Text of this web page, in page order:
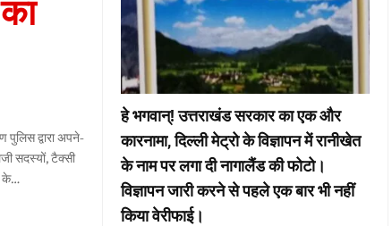
के…
हे भगवान्! उत्तराखंड सरकार का एक और
कारनामा, दिल्ली मेट्रो के विज्ञापन में रानीखेत
के नाम पर लगा दी नागालैंड की फोटो।
विज्ञापन जारी करने से पहले एक बार भी नहीं
किया वेरीफाई।